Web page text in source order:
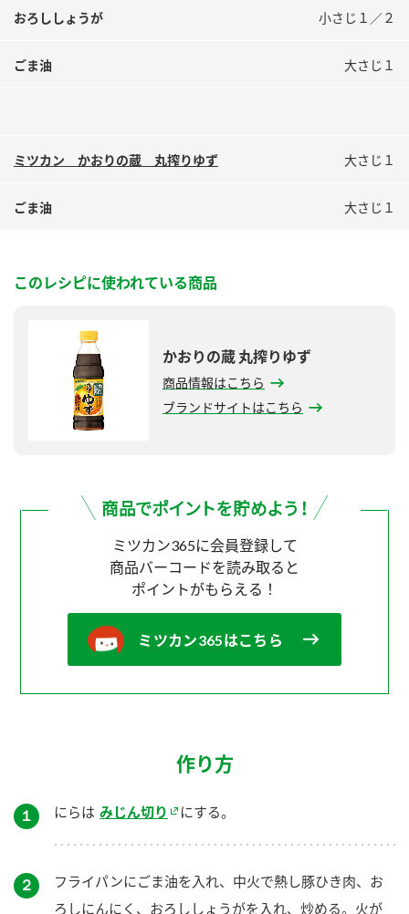
おろししょうが 小さじ１／２
ごま油 大さじ１
ミツカン かおりの蔵 丸搾りゆず 大さじ１
ごま油 大さじ１
このレシピに使われている商品
かおりの蔵 丸搾りゆず
商品情報はこちら
ブランドサイトはこちら
ミツカン365に会員登録して
商品バーコードを読み取ると
ポイントがもらえる！
ミツカン365はこちら
作り方
１ にらは みじん切り にする。
２
フライパンにごま油を入れ、中火で熱し豚ひき肉、お
ろしにんにく、おろししょうがを入れ、炒める。火が